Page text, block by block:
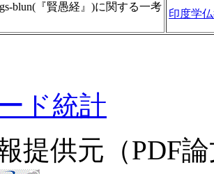
blun(『賢愚経』)に関する一考
印度学
ド統計
提供元（PDF